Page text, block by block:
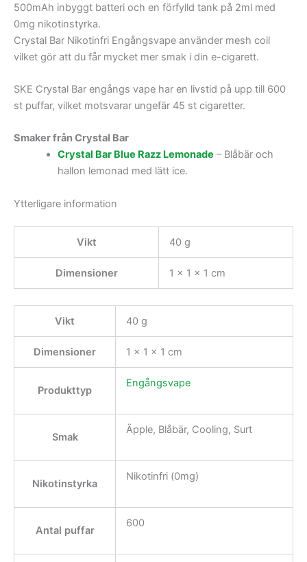
500mAh inbyggt batteri och en förfylld tank på 2ml med
0mg nikotinstyrka.
Crystal Bar Nikotinfri Engångsvape använder mesh coil
vilket gör att du får mycket mer smak i din e-cigarett.
SKE Crystal Bar engångs vape har en livstid på upp till 600
st puffar, vilket motsvarar ungefär 45 st cigaretter.
Smaker från Crystal Bar
Crystal Bar Blue Razz Lemonade – Blåbär och
hallon lemonad med lätt ice.
Ytterligare information
Vikt 40 g
Dimensioner 1 × 1 × 1 cm
Vikt 40 g
Dimensioner 1 × 1 × 1 cm
Produkttyp
Engångsvape
Smak
Äpple, Blåbär, Cooling, Surt
Nikotinstyrka
Nikotinfri (0mg)
Antal puffar
600